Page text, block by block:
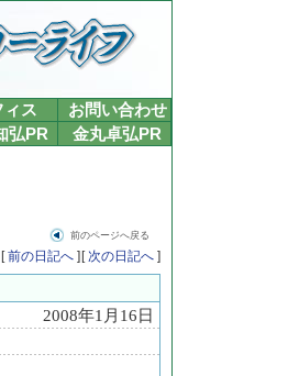
ィス
お問い合わせ
弘PR 金丸卓弘PR
前のページへ戻る
[前の日記へ ] [ 次の日記へ ]
2008年1月16日